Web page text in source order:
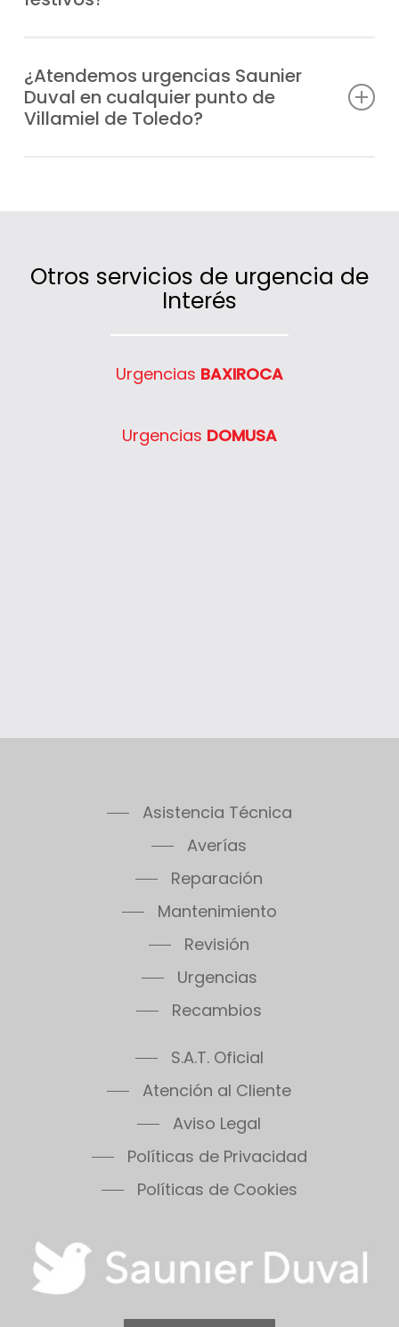
Saunier Duval.
del año, también en fines de semana y
festivos, para que nunca te veas sin
calefacción o agua caliente.
¿Atendemos urgencias Saunier
Duval en cualquier punto de
Villamiel de Toledo?
Otros servicios de urgencia de
Interés
Urgencias BAXIROCA
Urgencias DOMUSA
Asistencia Técnica
Averías
Reparación
Mantenimiento
Revisión
Urgencias
Recambios
S.A.T. Oficial
Atención al Cliente
Aviso Legal
Políticas de Privacidad
Políticas de Cookies